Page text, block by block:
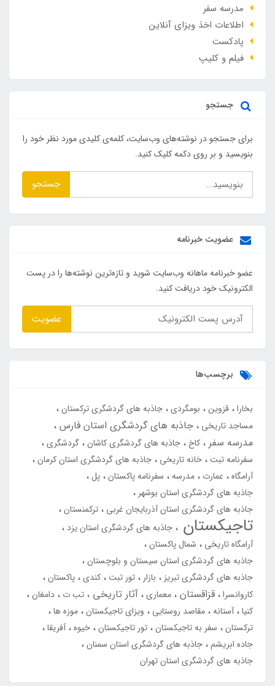
مدرسه سفر
اطلاعات اخذ ویزای آنلاین
پادکست
فیلم و کلیپ
جستجو
برای جستجو در نوشته‌های وب‌سایت، کلمه‌ی کلیدی مورد نظر خود را
بنویسید و بر روی دکمه کلیک کنید.
جستجو
عضویت خبرنامه
عضو خبرنامه ماهانه وب‌سایت شوید و تازه‌ترین نوشته‌ها را در پست
الکترونیک خود دریافت کنید.
عضویت
برچسب‌ها
بخارا قزوین بومگردی جاذبه های گردشگری ترکستان
مساجد تاریخی
جاذبه های گردشگری استان فارس
مدرسه سفر
کاخ جاذبه های گردشگری کاشان گردشگری
سفرنامه تبت خانه تاریخی
جاذبه های گردشگری استان کرمان
آرامگاه
عمارت مدرسه سفرنامه پاکستان پل
جاذبه های گردشگری استان بوشهر
جاذبه های گردشگری استان آذربایجان غربی
ترکمنستان
تاجیکستان
جاذبه های گردشگری استان یزد
آرامگاه تاریخی
شمال پاکستان
جاذبه های گردشگری استان سیستان و بلوچستان
جاذبه های گردشگری تبریز
بازار تور تبت کندی پاکستان
کاروانسرا قزاقستان معماری آثار تاریخی تب ت
دامغان
کنیا آستانه مقاصد روستایی ویزای تاجیکستان موزه ها
ترکستان
سفر به تاجیکستان تور تاجیکستان خیوه آفریقا
جاده ابریشم جاذبه های گردشگری استان سمنان
جاذبه های گردشگری استان تهران